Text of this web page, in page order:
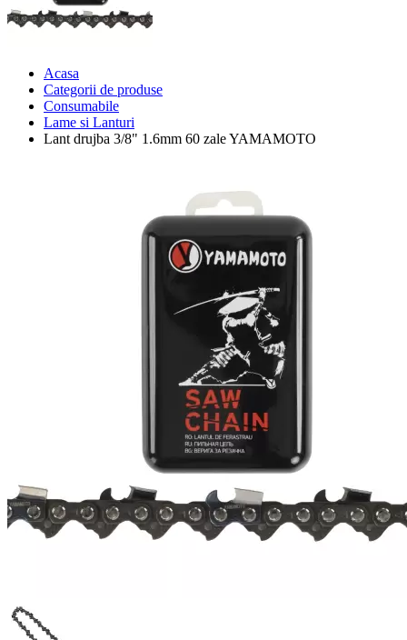
Acasa
Categorii de produse
Consumabile
Lame si Lanturi
Lant drujba 3/8" 1.6mm 60 zale YAMAMOTO